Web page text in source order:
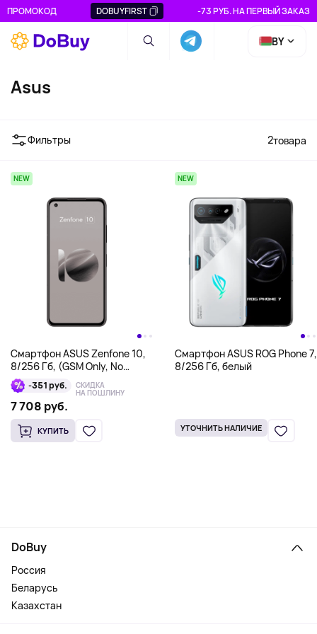
ПРОМОКОД DOBUYFIRST -73 РУБ. НА ПЕРВЫЙ ЗАКАЗ
BY
Asus
Фильтры 2товара
NEW
Смартфон ASUS Zenfone 10,
8/256 Гб, (GSM Only, No
CDMA), черный
-351 руб. СКИДКА
НА ПОШЛИНУ
7 708 руб.
КУПИТЬ
NEW
Смартфон ASUS ROG Phone 7,
8/256 Гб, белый
УТОЧНИТЬ НАЛИЧИЕ
DoBuy
Россия
Беларусь
Казахстан